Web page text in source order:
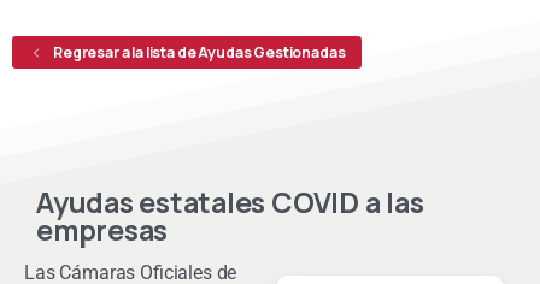
Regresar a la lista de Ayudas Gestionadas
Ayudas estatales COVID a las
empresas
Las Cámaras Oficiales de